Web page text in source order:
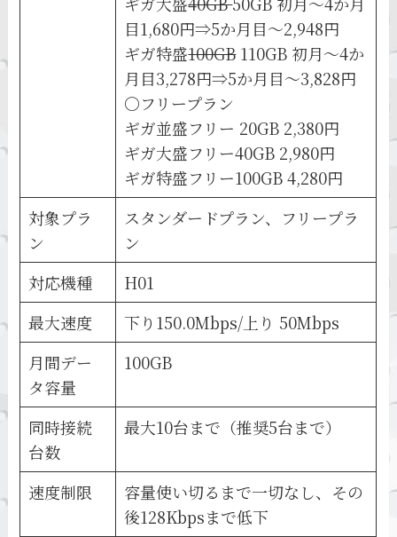
目1,680円⇒5か月目～2,948円
ギガ特盛100GB110GB 初月～4か
月目3,278円⇒5か月目～3,828円
〇フリープラン
ギガ並盛フリー 20GB 2,380円
ギガ大盛フリー40GB 2,980円
ギガ特盛フリー100GB 4,280円
対象プラ
ン
スタンダードプラン、フリープラ
ン
対応機種
H01
最大速度
下り150.0Mbps/上り 50Mbps
月間デー
タ容量
100GB
同時接続
台数
最大10台まで（推奨5台まで）
速度制限
容量使い切るまで一切なし、その
後128Kbpsまで低下